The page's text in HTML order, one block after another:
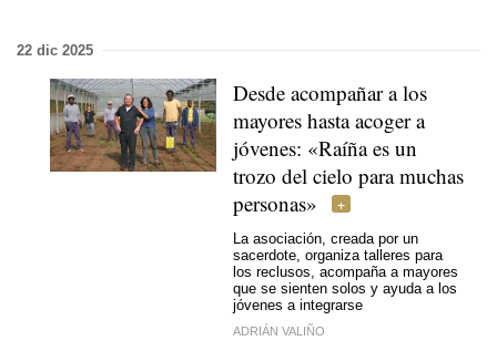
22 dic 2025
Desde acompañar a los
mayores hasta acoger a
jóvenes: «Raíña es un
trozo del cielo para muchas
personas»
La asociación, creada por un
sacerdote, organiza talleres para
los reclusos, acompaña a mayores
que se sienten solos y ayuda a los
jóvenes a integrarse
ADRIÁN VALIÑO